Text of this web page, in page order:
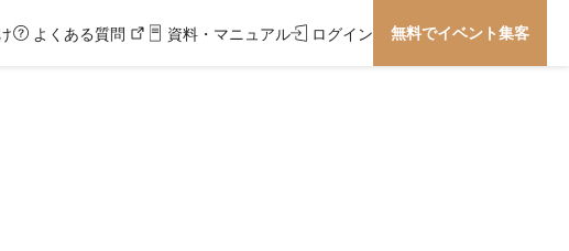
よくある質問 資料・マニュアル ログイン 無料でイベント集客